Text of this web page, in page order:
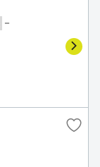
－